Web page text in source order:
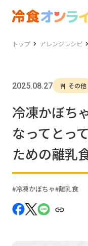
トップ アレンジレシピ
2025.08.27 その他
冷凍かぼち
なってとっ
ための離乳
冷凍かぼちゃ 離乳食